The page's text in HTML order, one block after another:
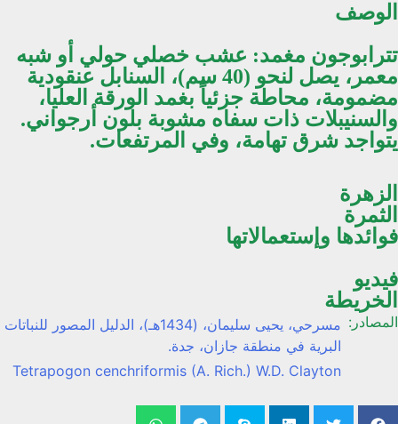
الوصف
تترابوجون مغمد: عشب خصلي حولي أو شبه
معمر، يصل لنحو (40 سم)، السنابل عنقودية
مضمومة، محاطة جزئياً بغمد الورقة العليا،
والسنيبلات ذات سفاه مشوبة بلون أرجواني.
يتواجد شرق تهامة، وفي المرتفعات.
الزهرة
الثمرة
فوائدها وإستعمالاتها
فيديو
الخريطة
المصادر:
مسرحي، يحيى سليمان، (1434هـ)، الدليل المصور للنباتات
البرية في منطقة جازان، جدة.
Tetrapogon cenchriformis (A. Rich.) W.D. Clayton